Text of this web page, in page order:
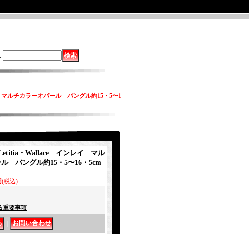
:
チカラーオパール バングル約15・5〜1
・Wallace インレイ マル
バングル約15・5〜16・5cm
(税込)
重要事項